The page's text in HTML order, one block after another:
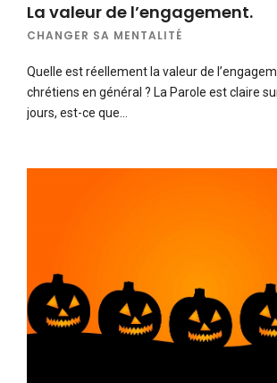
La valeur de l’engagement.
CHANGER SA MENTALITÉ
Quelle est réellement la valeur de
chrétiens en général ? La Parole est claire
jours, est-ce que…